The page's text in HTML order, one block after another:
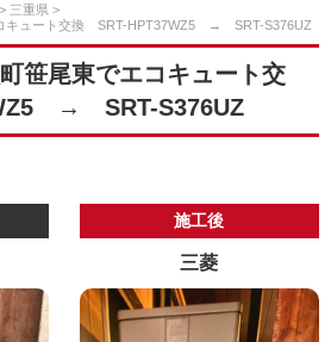
三重県
キュート交換 SRT-HPT37WZ5 → SRT-S376UZ
笹尾東でエコキュート交
→ SRT-S376UZ
施工後
三菱